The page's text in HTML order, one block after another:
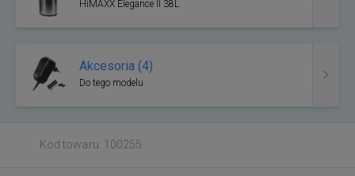
HiMAXX Elegance II 38L
Akcesoria (4)
Do tego modelu
Kod towaru: 100255